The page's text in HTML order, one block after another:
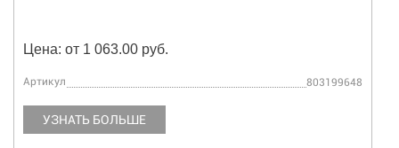
Цена: от 1 063.00 руб.
Артикул 401004401
УЗНАТЬ БОЛЬШЕ